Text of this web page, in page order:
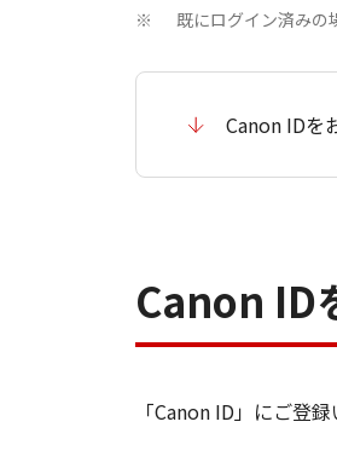
※ 既にログイン済みの
Canon IDを
Canon ID
「Canon ID」にご登